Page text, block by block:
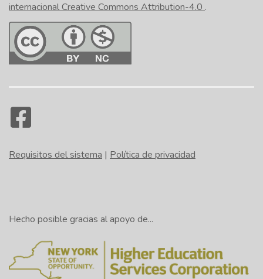
internacional Creative Commons Attribution-4.0 .
Requisitos del sistema | Política de privacidad
Hecho posible gracias al apoyo de...